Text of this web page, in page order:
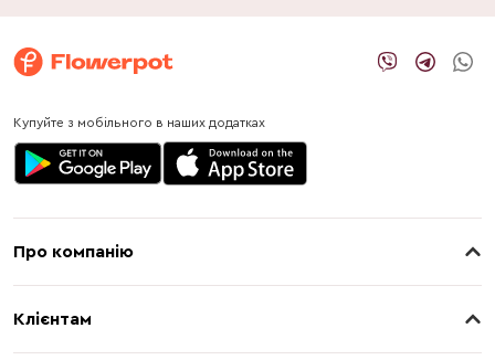
Купуйте з мобільного в наших додатках
Про компанію
Клієнтам